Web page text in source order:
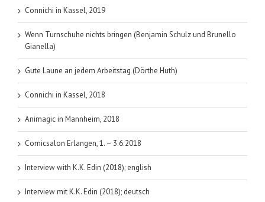
Connichi in Kassel, 2019
Wenn Turnschuhe nichts bringen (Benjamin Schulz und Brunello
Gianella)
Gute Laune an jedem Arbeitstag (Dörthe Huth)
Connichi in Kassel, 2018
Animagic in Mannheim, 2018
Comicsalon Erlangen, 1. – 3.6.2018
Interview with K.K. Edin (2018); english
Interview mit K.K. Edin (2018); deutsch